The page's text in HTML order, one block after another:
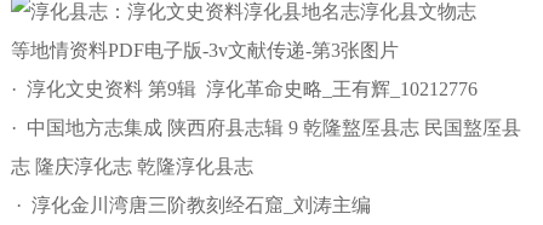
· 淳化文史资料 第9辑 淳化革命史略_王有辉_10212776
· 中国地方志集成 陕西府县志辑 9 乾隆盩厔县志 民国盩厔县
志 隆庆淳化志 乾隆淳化县志
· 淳化金川湾唐三阶教刻经石窟_刘涛主编